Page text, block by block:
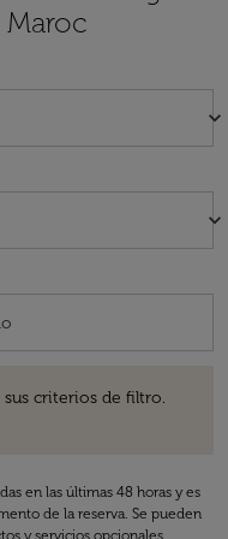
keyboard_arrow_down
keyboard_arrow_down
criterios de filtro.
en las últimas 48 horas y es
de la reserva. Se pueden
y servicios opcionales.